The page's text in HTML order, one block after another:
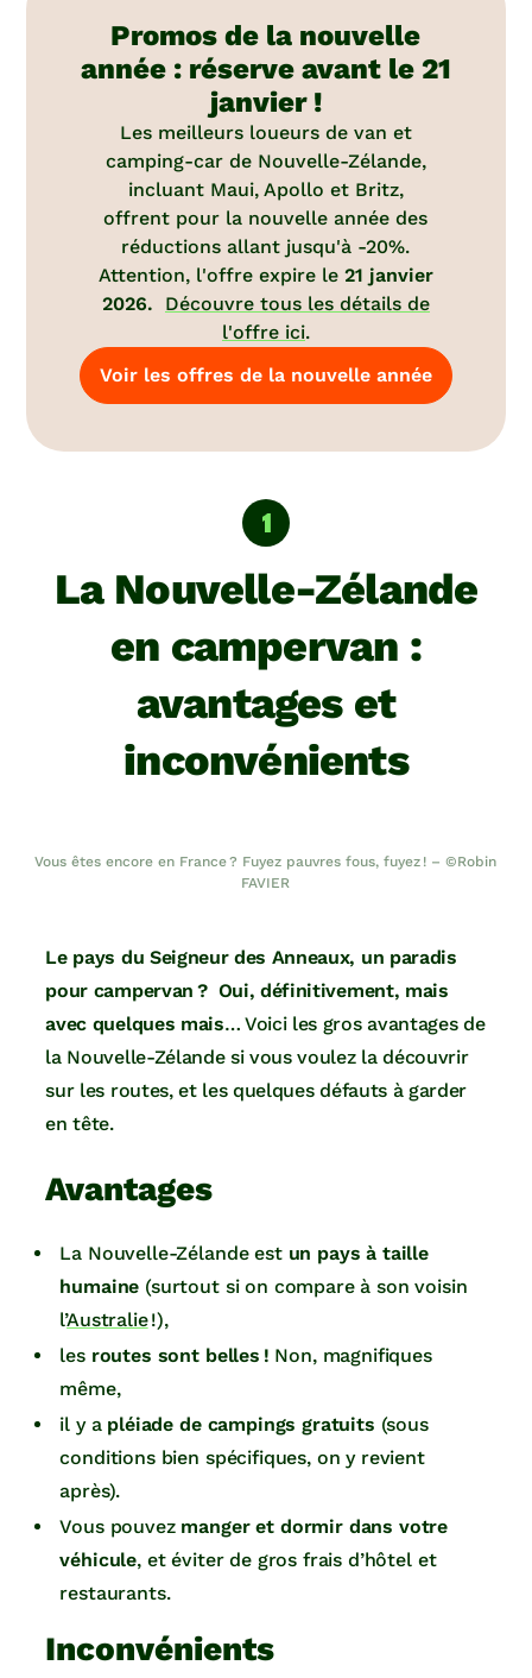
Promos de la nouvelle
année : réserve avant le 21
janvier !
Les meilleurs loueurs de van et
camping-car de Nouvelle-Zélande,
incluant Maui, Apollo et Britz,
offrent pour la nouvelle année des
réductions allant jusqu'à -20%.
Attention, l'offre expire le 21 janvier
2026.
Découvre tous les détails de
l'offre ici.
Voir les offres de la nouvelle année
La Nouvelle-Zélande
en campervan :
avantages et
inconvénients
Vous êtes encore en France ? Fuyez pauvres fous, fuyez ! – ©Robin
FAVIER
Le pays du Seigneur des Anneaux, un paradis
pour campervan ? Oui, définitivement, mais
avec quelques mais… Voici les gros avantages de
la Nouvelle-Zélande si vous voulez la découvrir
sur les routes, et les quelques défauts à garder
en tête.
Avantages
La Nouvelle-Zélande est un pays à taille
humaine (surtout si on compare à son voisin
l’Australie!),
les routes sont belles ! Non, magnifiques
même,
il y a pléiade de campings gratuits (sous
conditions bien spécifiques, on y revient
après).
Vous pouvez manger et dormir dans votre
véhicule, et éviter de gros frais d’hôtel et
restaurants.
Inconvénients